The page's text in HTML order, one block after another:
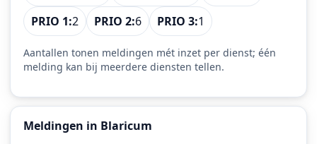
PRIO 1:2 PRIO 2:6 PRIO 3:1
Aantallen tonen meldingen mét inzet per dienst; één
melding kan bij meerdere diensten tellen.
Meldingen in Blaricum